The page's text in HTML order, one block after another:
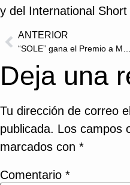
y del International
ANTERIOR
“SOLE” gana el Premio a Mejor Música en el Certamen de Cortos Soria
Deja una
Tu dirección de correo
publicada. Los campos
marcados con *
Comentario *